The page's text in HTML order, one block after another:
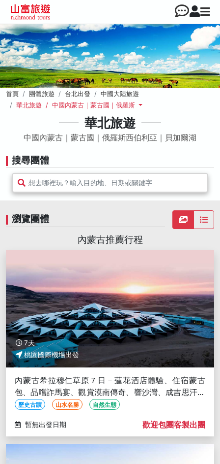
首頁 團體旅遊 台北出發
中國大陸旅遊
華北旅遊 / 中國內蒙古｜蒙古國｜俄羅斯
華北旅遊
中國內蒙古｜蒙古國｜俄羅斯西伯利亞｜貝加爾湖
搜尋團體
想去哪裡玩？輸入目的地、日期或關鍵字
瀏覽團體
內蒙古推薦行程
7天
桃園國際機場出發
內蒙古希拉穆仁草原７日－蓮花酒店體驗、住宿蒙古
包、品嚐詐馬宴、觀賞漠南傳奇、響沙灣、成吉思汗陵
(文化參訪)
歷史古蹟 山水名勝 自然生態
暫無出發日期 歡迎包團客製出團